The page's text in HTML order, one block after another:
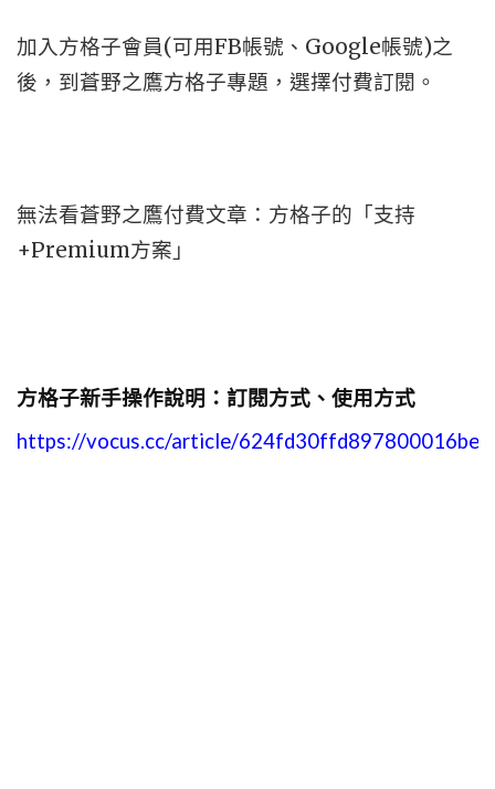
加入方格子會員(可用FB帳號、Google帳號)之
後，到蒼野之鷹方格子專題，選擇付費訂閱。
無法看蒼野之鷹付費文章：方格子的「支持
+Premium方案」
方格子新手操作說明：訂閱方式、使用方式
https://vocus.cc/article/